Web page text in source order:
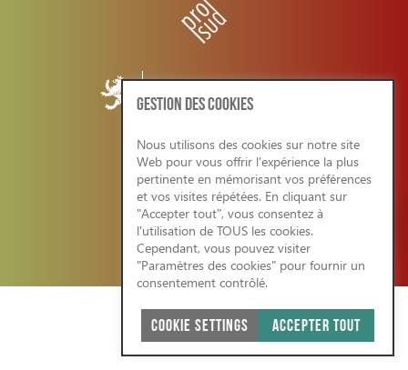
CONDITIONS GENERALES/RGPD
SITE WEB ÉCO-RESPONSABLE 2026
GESTION DES COOKIES
Nous utilisons des cookies sur notre site
Web pour vous offrir l'expérience la plus
pertinente en mémorisant vos préférences
et vos visites répétées. En cliquant sur
"Accepter tout", vous consentez à
l'utilisation de TOUS les cookies.
Cependant, vous pouvez visiter
"Paramètres des cookies" pour fournir un
consentement contrôlé.
COOKIE SETTINGS ACCEPTER TOUT